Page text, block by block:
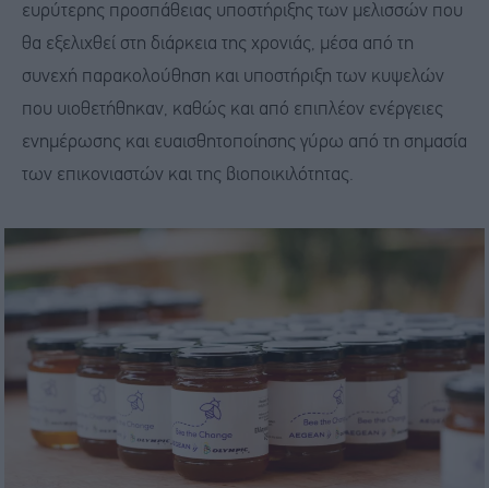
ευρύτερης προσπάθειας υποστήριξης των μελισσών που
θα εξελιχθεί στη διάρκεια της χρονιάς, μέσα από τη
συνεχή παρακολούθηση και υποστήριξη των κυψελών
που υιοθετήθηκαν, καθώς και από επιπλέον ενέργειες
ενημέρωσης και ευαισθητοποίησης γύρω από τη σημασία
των επικονιαστών και της βιοποικιλότητας.